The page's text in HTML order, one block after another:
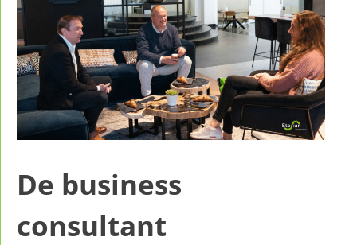
De business
consultant